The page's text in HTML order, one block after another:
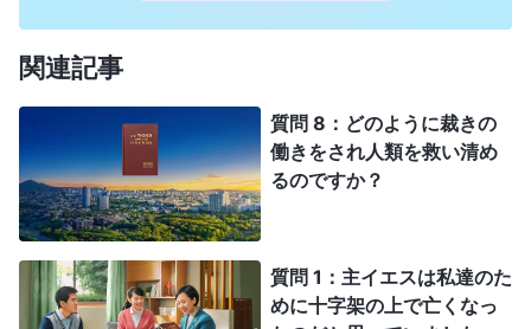
関連記事
質問 8：どのように裁きの
働きをされ人類を救い清め
るのですか？
質問 1：主イエスは私達のた
めに十字架の上で亡くなっ